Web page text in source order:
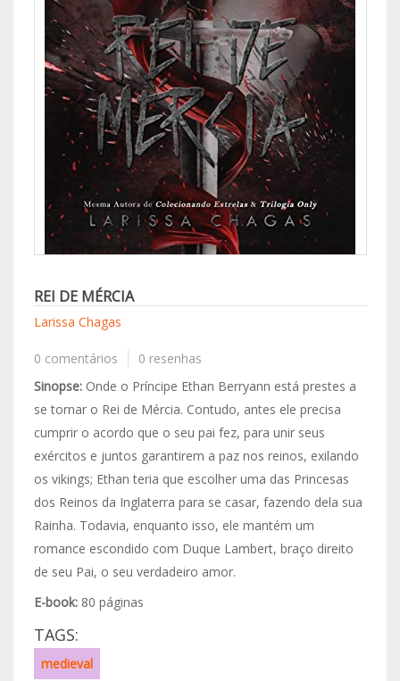
REI DE MÉRCIA
Larissa Chagas
0 comentários
0 resenhas
Sinopse:Onde o Príncipe Ethan Berryann está prestes a
se tornar o Rei de Mércia. Contudo, antes ele precisa
cumprir o acordo que o seu pai fez, para unir seus
exércitos e juntos garantirem a paz nos reinos, exilando
os vikings; Ethan teria que escolher uma das Princesas
dos Reinos da Inglaterra para se casar, fazendo dela sua
Rainha. Todavia, enquanto isso, ele mantém um
romance escondido com Duque Lambert, braço direito
de seu Pai, o seu verdadeiro amor.
E-book:80 páginas
TAGS:
medieval